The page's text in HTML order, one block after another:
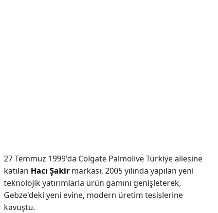
27 Temmuz 1999'da Colgate Palmolive Türkiye ailesine
katılan Hacı Şakir markası, 2005 yılında yapılan yeni
teknolojik yatırımlarla ürün gamını genişleterek,
Gebze'deki yeni evine, modern üretim tesislerine
kavuştu.